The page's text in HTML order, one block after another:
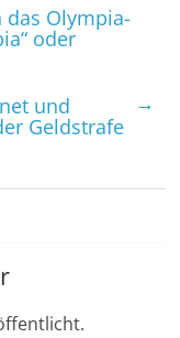
das Olympia-
oder
und
Geldstrafe
→